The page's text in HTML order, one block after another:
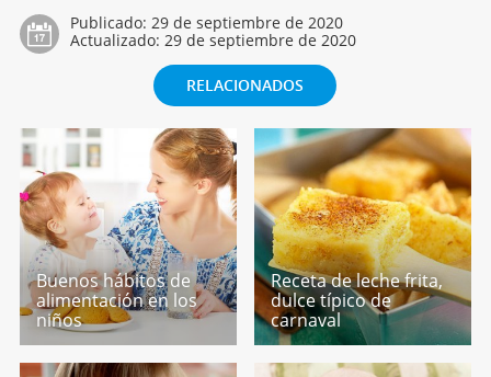
Publicado: 29 de septiembre de 2020
Actualizado: 29 de septiembre de 2020
RELACIONADOS
Buenos hábitos de
alimentación en los
niños
Receta de leche frita,
dulce típico de
carnaval